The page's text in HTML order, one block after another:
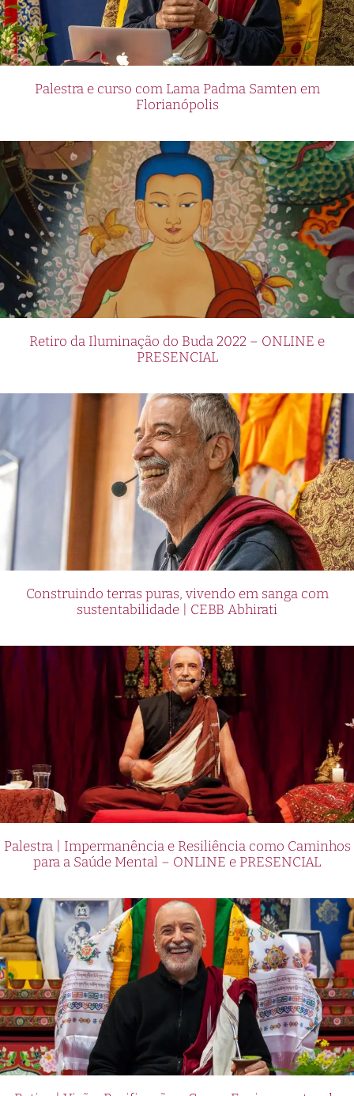
Palestra e curso com Lama Padma Samten em
Florianópolis
Retiro da Iluminação do Buda 2022 – ONLINE e
PRESENCIAL
Construindo terras puras, vivendo em sanga com
sustentabilidade | CEBB Abhirati
Palestra | Impermanência e Resiliência como Caminhos
para a Saúde Mental – ONLINE e PRESENCIAL